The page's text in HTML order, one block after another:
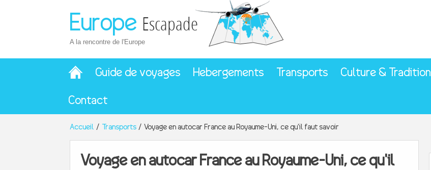
Europe Escapade
A la rencontre de l'Europe
Guide de voyages Hebergements Transports Culture & Tradition
Contact
Accueil Transports Voyage en autocar France au Royaume-Uni, ce qu'il faut savoir
Voyage en autocar France au Royaume-Uni, ce qu'il